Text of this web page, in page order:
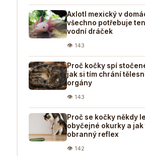
Axlotl mexický v
všechno potřebuje
vodní dráček
👁 143
Proč kočky spí
jak si tím chrání
orgány
👁 143
Proč se kočky někdy
obyčejné okurky a
obranný reflex
👁 142